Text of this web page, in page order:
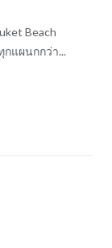
Beach
แผนกกว่า...